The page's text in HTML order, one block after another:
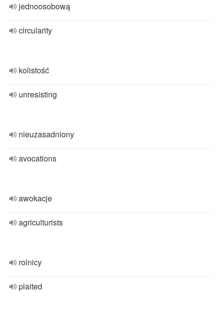
jednoosobową
circularity
kolistość
unresisting
nieuzasadniony
avocations
awokacje
agriculturists
rolnicy
plaited